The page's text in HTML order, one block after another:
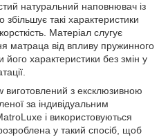
натуральний наповнювач із
такі характеристики
Матеріал слугує
матраца від впливу пружинного
характеристики без змін у
виготовлений з ексклюзивною
за індивідуальним
і використовуються
розроблена у такий спосіб, щоб